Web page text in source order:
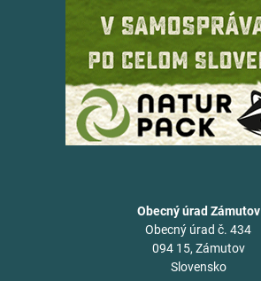
Obecný úrad Zámutov
Obecný úrad č. 434
094 15, Zámutov
Slovensko